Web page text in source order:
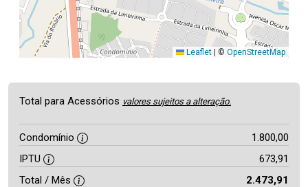
Leaflet © OpenStreetMap
Total para Acessórios valores sujeitos a alteração.
Condomínio
1.800,00
IPTU
673,91
Total / Mês
2.473,91